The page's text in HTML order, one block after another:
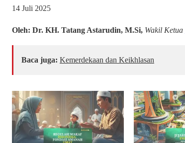
14 Juli 2025
Oleh: Dr. KH. Tatang Astarudin, M.Si, Wakil Ketua
Baca juga: Kemerdekaan dan Keikhlasan